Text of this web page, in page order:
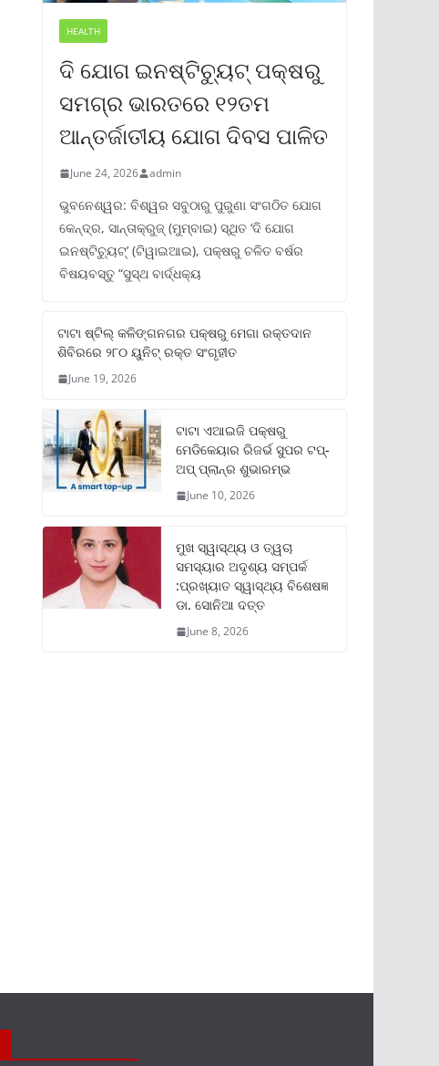
HEALTH
ଦି ଯୋଗ ଇନଷ୍ଟିଚ୍ୟୁଟ୍ ପକ୍ଷରୁ
ସମଗ୍ର ଭାରତରେ ୧୨ତମ
ଆନ୍ତର୍ଜାତୀୟ ଯୋଗ ଦିବସ ପାଳିତ
June 24, 2026 admin
ଭୁବନେଶ୍ୱର: ବିଶ୍ୱର ସବୁଠାରୁ ପୁରୁଣା ସଂଗଠିତ ଯୋଗ
କେନ୍ଦ୍ର, ସାନ୍ତାକ୍ରୁଜ୍ (ମୁମ୍ବାଇ) ସ୍ଥିତ ‘ଦି ଯୋଗ
ଇନଷ୍ଟିଚ୍ୟୁଟ୍‌’ (ଟିୱାଇଆଇ), ପକ୍ଷରୁ ଚଳିତ ବର୍ଷର
ବିଷୟବସ୍ତୁ “ସୁସ୍ଥ ବାର୍ଦ୍ଧକ୍ୟ
ଟାଟା ଷ୍ଟିଲ୍‌ କଳିଙ୍ଗନଗର ପକ୍ଷରୁ ମେଗା ରକ୍ତଦାନ
ଶିବିରରେ ୨୮୦ ୟୁନିଟ୍‌ ରକ୍ତ ସଂଗୃହୀତ
June 19, 2026
ଟାଟା ଏଆଇଜି ପକ୍ଷରୁ
ମେଡିକେୟାର ରିଜର୍ଭ ସୁପର ଟପ୍‌-
ଅପ୍ ପ୍ଲାନ୍‌ର ଶୁଭାରମ୍ଭ
June 10, 2026
ମୁଖ ସ୍ୱାସ୍ଥ୍ୟ ଓ ତ୍ୱଚା
ସମସ୍ୟାର ଅଦୃଶ୍ୟ ସମ୍ପର୍କ
:ପ୍ରଖ୍ୟାତ ସ୍ୱାସ୍ଥ୍ୟ ବିଶେଷଜ୍ଞ
ଡା. ସୋନିଆ ଦତ୍ତ
June 8, 2026